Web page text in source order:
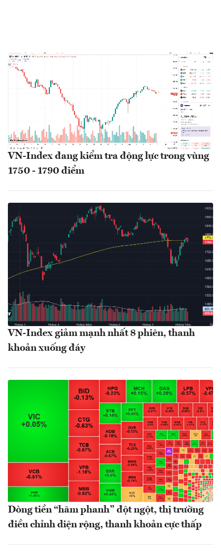
VN-Index đang kiểm tra động lực trong vùng
1750 - 1790 điểm
VN-Index giảm mạnh nhất 8 phiên, thanh
khoản xuống đáy
Dòng tiền “hãm phanh” đột ngột, thị trường
điều chỉnh diện rộng, thanh khoản cực thấp